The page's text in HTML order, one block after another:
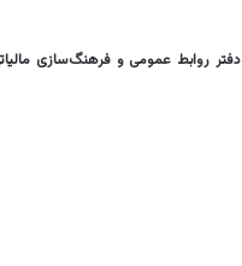
اطلاعیه مورخ ۲۰/ ۲/ ۱۴۰۲ دفتر روابط عمومی و